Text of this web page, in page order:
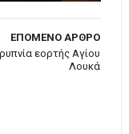
ΕΠΟΜΕΝΟ ΑΡΘΡΟ
εορτής Αγίου
Λουκά